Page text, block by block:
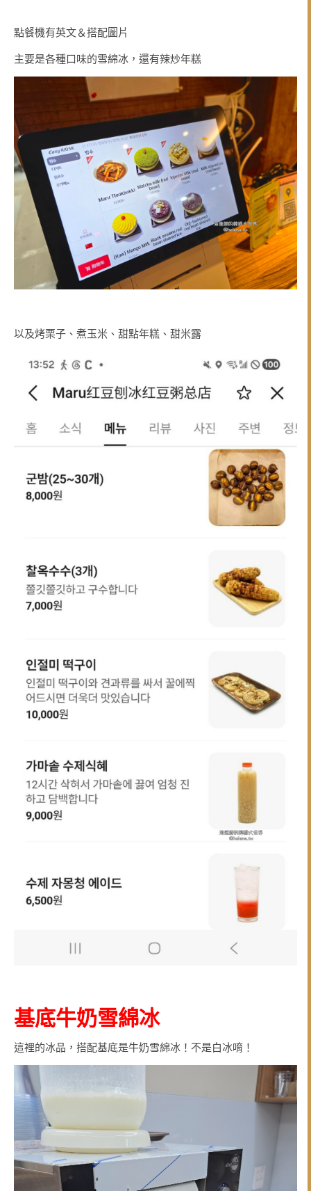
點餐機有英文＆搭配圖片
主要是各種口味的雪綿冰，還有辣炒年糕
以及烤栗子、煮玉米、甜點年糕、甜米露
基底牛奶雪綿冰
這裡的冰品，搭配基底是牛奶雪綿冰！不是白冰唷！